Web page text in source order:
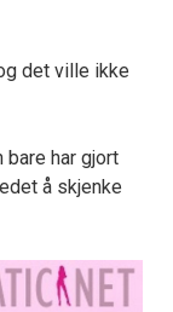
det ville ikke
bare har gjort
å skjenke